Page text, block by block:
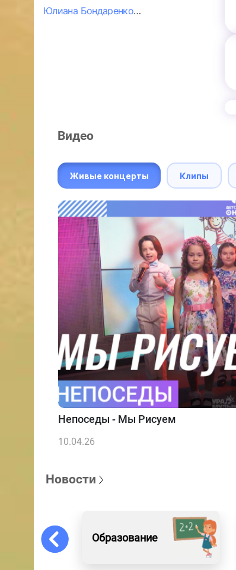
Юлиана Бондаренко & Амелия Колпакова & Егор Егоров & Валерия Шевченко & Ксюша Косичкина
Видео
Живые концерты Клипы
Непоседы - Мы Рисуем
10.04.26
Новости
Образование